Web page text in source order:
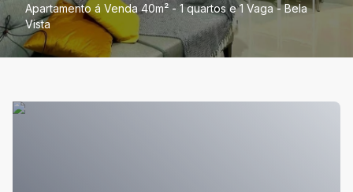
Apartamento á Venda 40m² - 1 quartos e 1 Vaga - Bela
Vista